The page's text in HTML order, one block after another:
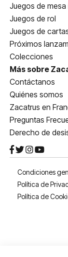
Juegos de mesa
Juegos de rol
Juegos de
Próximos
Colecciones
Más sobre
Contáctanos
Quiénes somos
Zacatrus en
Preguntas
Derecho de
Condiciones
Política de
Política de